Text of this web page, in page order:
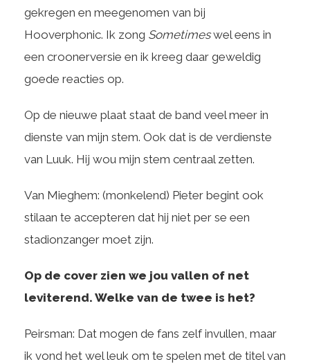
gekregen en meegenomen van bij
Hooverphonic. Ik zong Sometimeswel eens in
een croonerversie en ik kreeg daar geweldig
goede reacties op.
Op de nieuwe plaat staat de band veel meer in
dienste van mijn stem. Ook dat is de verdienste
van Luuk. Hij wou mijn stem centraal zetten.
Van Mieghem: (monkelend) Pieter begint ook
stilaan te accepteren dat hij niet per se een
stadionzanger moet zijn.
Op de cover zien we jou vallen of net
leviterend. Welke van de twee is het?
Peirsman: Dat mogen de fans zelf invullen, maar
ik vond het wel leuk om te spelen met de titel van